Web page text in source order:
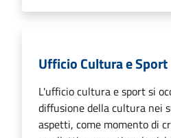
Ufficio Cultura e Sport
L'ufficio cultura e sport si
diffusione della cultura nei
aspetti, come momento di